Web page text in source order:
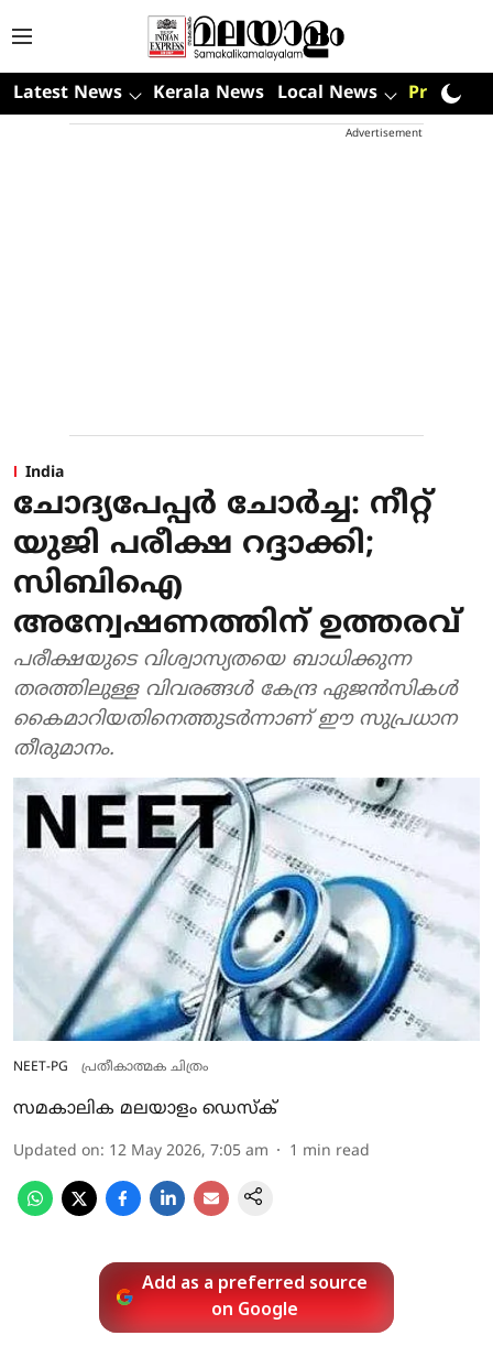
Latest News Kerala News Local News Premium
Advertisement
India
ചോദ്യപേപ്പര്‍ ചോര്‍ച്ച: നീറ്റ്
യുജി പരീക്ഷ റദ്ദാക്കി;
സിബിഐ
അന്വേഷണത്തിന് ഉത്തരവ്
പരീക്ഷയുടെ വിശ്വാസ്യതയെ ബാധിക്കുന്ന
തരത്തിലുള്ള വിവരങ്ങള്‍ കേന്ദ്ര ഏജന്‍സികള്‍
കൈമാറിയതിനെത്തുടര്‍ന്നാണ് ഈ സുപ്രധാന
തീരുമാനം.
NEET-PG പ്രതീകാത്മക ചിത്രം
സമകാലിക മലയാളം ഡെസ്ക്
Updated on: 12 May 2026, 7:05 am 1 min read
Add as a preferred source
on Google